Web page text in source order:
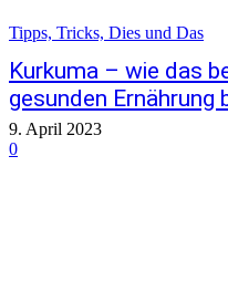
Tipps, Tricks, Dies und Das
Kurkuma – wie das
gesunden Ernährung
9. April 2023
0